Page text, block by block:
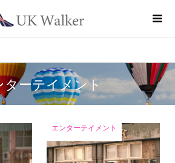
ターテイメント
エンターテイメント